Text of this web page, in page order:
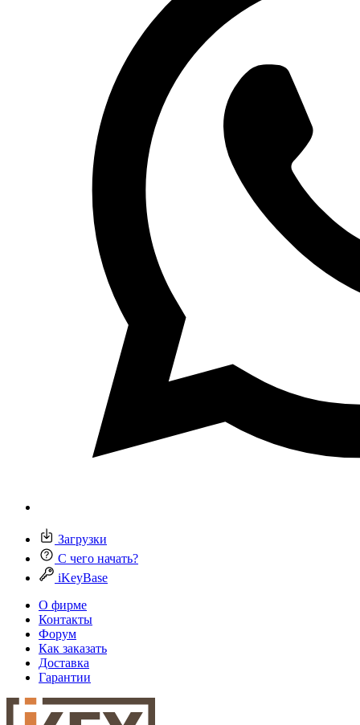
Загрузки
С чего начать?
iKeyBase
О фирме
Контакты
Форум
Как заказать
Доставка
Гарантии